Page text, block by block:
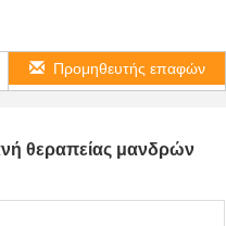
Προμηθευτής επαφών
θεραπείας μανδρών